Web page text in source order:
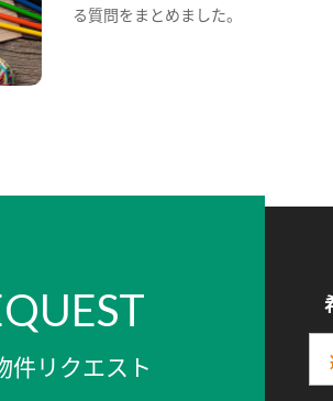
る質問をまとめました。
件リクエスト